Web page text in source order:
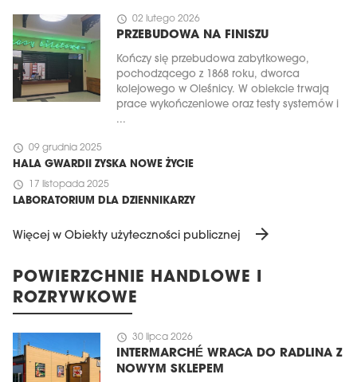
schedule 02 lutego 2026
PRZEBUDOWA NA FINISZU
Kończy się przebudowa zabytkowego,
pochodzącego z 1868 roku, dworca
kolejowego w Oleśnicy. W obiekcie trwają
prace wykończeniowe oraz testy systemów i
...
schedule 09 grudnia 2025
HALA GWARDII ZYSKA NOWE ŻYCIE
schedule 17 listopada 2025
LABORATORIUM DLA DZIENNIKARZY
Więcej w Obiekty użyteczności publicznej arrow_forward
POWIERZCHNIE HANDLOWE I
ROZRYWKOWE
schedule 30 lipca 2026
INTERMARCHÉ WRACA DO RADLINA Z
NOWYM SKLEPEM